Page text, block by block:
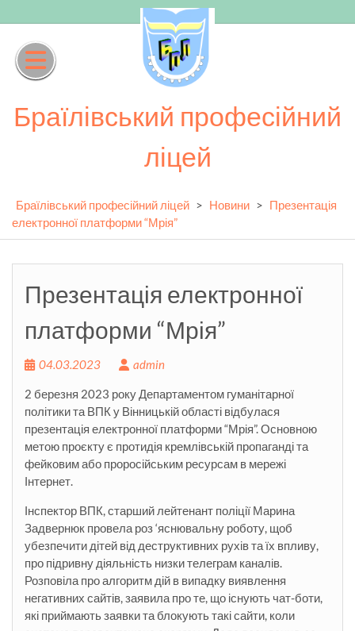
to
content
Браїлівський професійний
ліцей
Браїлівський професійний ліцей > Новини > Презентація
електронної платформи “Мрія”
Презентація електронної
платформи “Мрія”
04.03.2023 admin
2 березня 2023 року Департаментом гуманітарної
політики та ВПК у Вінницькій області відбулася
презентація електронної платформи “Мрія”. Основною
метою проєкту є протидія кремлівській пропаганді та
фейковим або проросійським ресурсам в мережі
Інтернет.
Інспектор ВПК, старший лейтенант поліції Марина
Задвернюк провела роз ‘яснювальну роботу, щоб
убезпечити дітей від деструктивних рухів та їх впливу,
про підривну діяльність низки телеграм каналів.
Розповіла про алгоритм дій в випадку виявлення
негативних сайтів, заявила про те, що існують чат-боти,
які приймають заявки та блокують такі сайти, коли